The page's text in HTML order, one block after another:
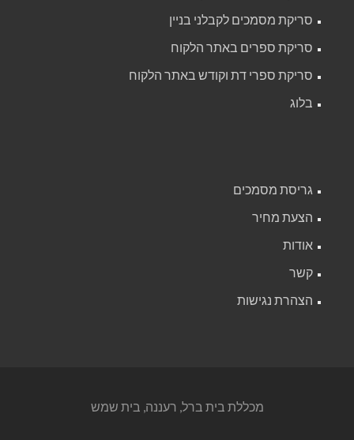
סריקת מסמכים לקבלני בניין
סריקת ספרים באתר הלקוח
סריקת ספרי דת וקודש באתר הלקוח
בלוג
גריסת מסמכים
הצעת מחיר
אודות
קשר
הצהרת נגישות
מכללת בית ברל, רעננה, בית שמש